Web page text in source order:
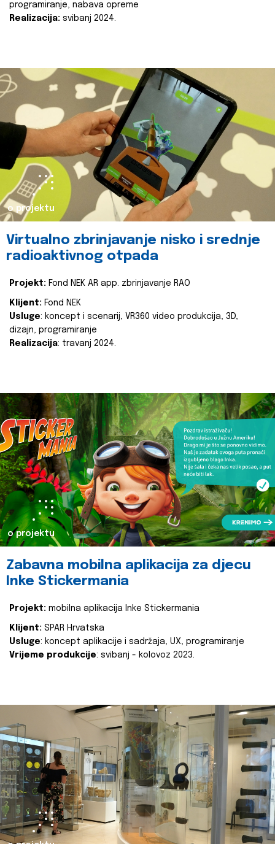
programiranje, nabava opreme
Realizacija: svibanj 2024.
o projektu
Virtualno zbrinjavanje nisko i srednje
radioaktivnog otpada
Projekt: Fond NEK AR app. zbrinjavanje RAO
Klijent: Fond NEK
Usluge: koncept i scenarij, VR360 video produkcija, 3D,
dizajn, programiranje
Realizacija: travanj 2024.
o projektu
Zabavna mobilna aplikacija za djecu
Inke Stickermania
Projekt: mobilna aplikacija Inke Stickermania
Klijent: SPAR Hrvatska
Usluge: koncept aplikacije i sadržaja, UX, programiranje
Vrijeme produkcije: svibanj - kolovoz 2023.